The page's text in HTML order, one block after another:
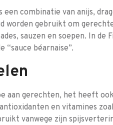
combinatie van anijs,
worden gebruikt om
sauzen en soepen. In de
“sauce béarnaise”.
aan gerechten, het heeft
en vitamines
vanwege zijn